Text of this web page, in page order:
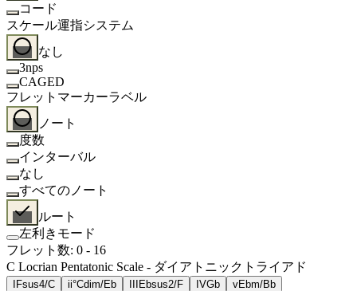
コード
スケール運指システム
なし
3nps
CAGED
フレットマーカーラベル
ノート
度数
インターバル
なし
すべてのノート
ルート
左利きモード
フレット数: 0 - 16
C Locrian Pentatonic Scale - ダイアトニックトライアド
Fsus4/C ii°Cdim/Eb Ebsus2/F IVGb vEbm/Bb